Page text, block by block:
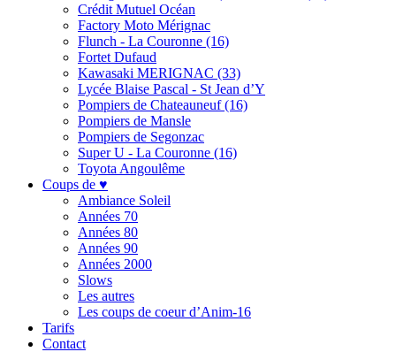
Crédit Mutuel Océan
Factory Moto Mérignac
Flunch - La Couronne (16)
Fortet Dufaud
Kawasaki MERIGNAC (33)
Lycée Blaise Pascal - St Jean d’Y
Pompiers de Chateauneuf (16)
Pompiers de Mansle
Pompiers de Segonzac
Super U - La Couronne (16)
Toyota Angoulême
Coups de ♥
Ambiance Soleil
Années 70
Années 80
Années 90
Années 2000
Slows
Les autres
Les coups de coeur d’Anim-16
Tarifs
Contact